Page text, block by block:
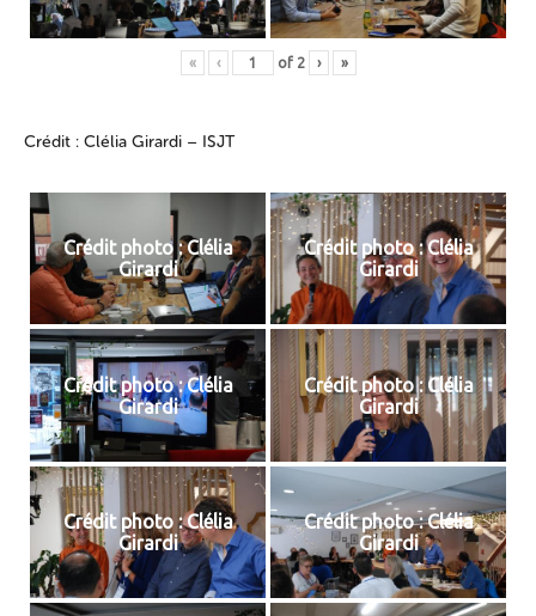
« ‹ of 2 › »
Crédit : Clélia Girardi – ISJT
Crédit photo : Clélia
Girardi
Crédit photo : Clélia
Girardi
Crédit photo : Clélia
Girardi
Crédit photo : Clélia
Girardi
Crédit photo : Clélia
Girardi
Crédit photo : Clélia
Girardi